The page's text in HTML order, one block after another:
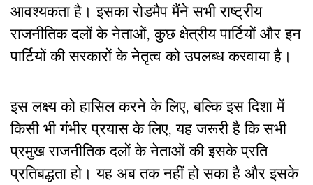
आवश्यकता है। इसका रोडमैप मैंने सभी राष्ट्रीय
राजनीतिक दलों के नेताओं, कुछ क्षेत्रीय पार्टियों और इन
पार्टियों की सरकारों के नेतृत्व को उपलब्ध करवाया है।
इस लक्ष्य को हासिल करने के लिए, बल्कि इस दिशा में
किसी भी गंभीर प्रयास के लिए, यह जरूरी है कि सभी
प्रमुख राजनीतिक दलों के नेताओं की इसके प्रति
प्रतिबद्धता हो। यह अब तक नहीं हो सका है और इसके